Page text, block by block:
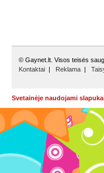
© Gaynet.lt. Visos teisės
Kontaktai | Reklama |
Svetainėje naudojami